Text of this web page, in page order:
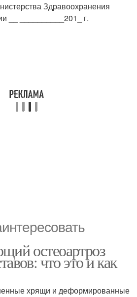
Здравоохранения
__ __________201_ г.
остеоартроз
что это и как
хрящи и деформированные